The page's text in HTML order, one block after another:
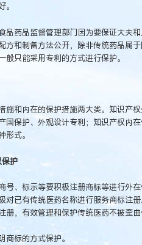
药品监督管理部门因为要保证大夫
方和制备方法公开，除非传统药品属
只能采用专利的方式进行保护。
和内在的保护措施两大类。知识产
保护、外观设计专利；知识产权内
形式。
护
、标示等要积极注册商标等进行外
对已有传统医药名称进行服务商标注
，有效管理和保护传统医药不被歪曲
标的方式保护。